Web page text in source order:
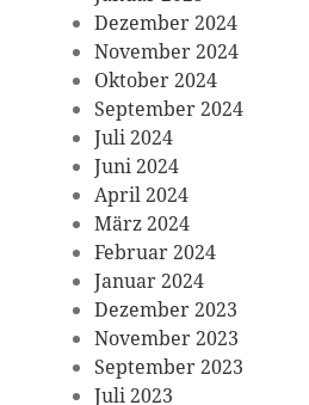
Dezember 2024
November 2024
Oktober 2024
September 2024
Juli 2024
Juni 2024
April 2024
März 2024
Februar 2024
Januar 2024
Dezember 2023
November 2023
September 2023
Juli 2023